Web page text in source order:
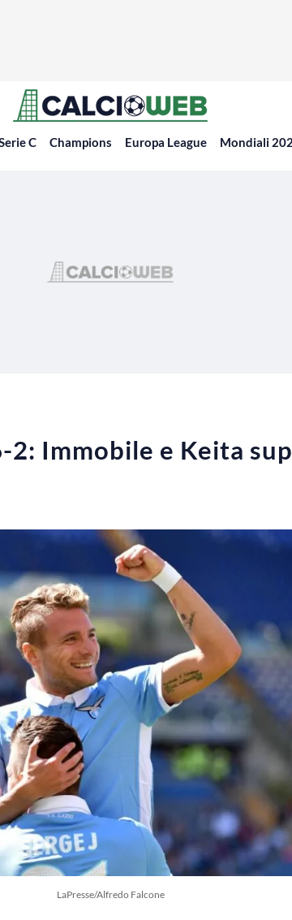
C Champions Europa League Mondiali
2: Immobile e Keita
LaPresse/Alfredo Falcone